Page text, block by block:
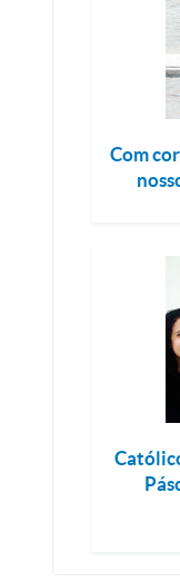
Com